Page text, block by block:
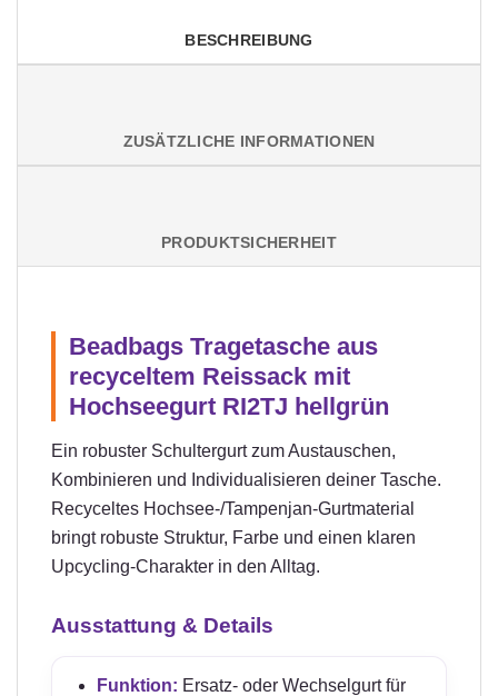
BESCHREIBUNG
ZUSÄTZLICHE INFORMATIONEN
PRODUKTSICHERHEIT
Beadbags Tragetasche aus
recyceltem Reissack mit
Hochseegurt RI2TJ hellgrün
Ein robuster Schultergurt zum Austauschen,
Kombinieren und Individualisieren deiner Tasche.
Recyceltes Hochsee-/Tampenjan-Gurtmaterial
bringt robuste Struktur, Farbe und einen klaren
Upcycling-Charakter in den Alltag.
Ausstattung & Details
Funktion: Ersatz- oder Wechselgurt für